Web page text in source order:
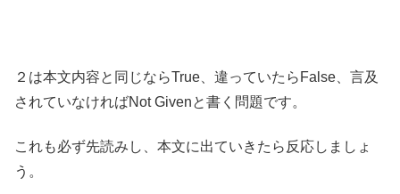
２は本文内容と同じならTrue、違っていたらFalse、言及
されていなければNot Givenと書く問題です。
これも必ず先読みし、本文に出ていきたら反応しましょ
う。